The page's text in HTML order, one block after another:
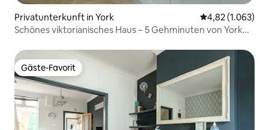
Privatunterkunft in York
4,82 (1.063)
Schönes viktorianisches Haus – 5 Gehminuten von York
Gäste-Favorit
Gäste-Favorit